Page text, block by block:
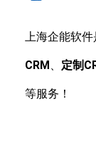
上海企能软
CRM 、 定制
等服务！